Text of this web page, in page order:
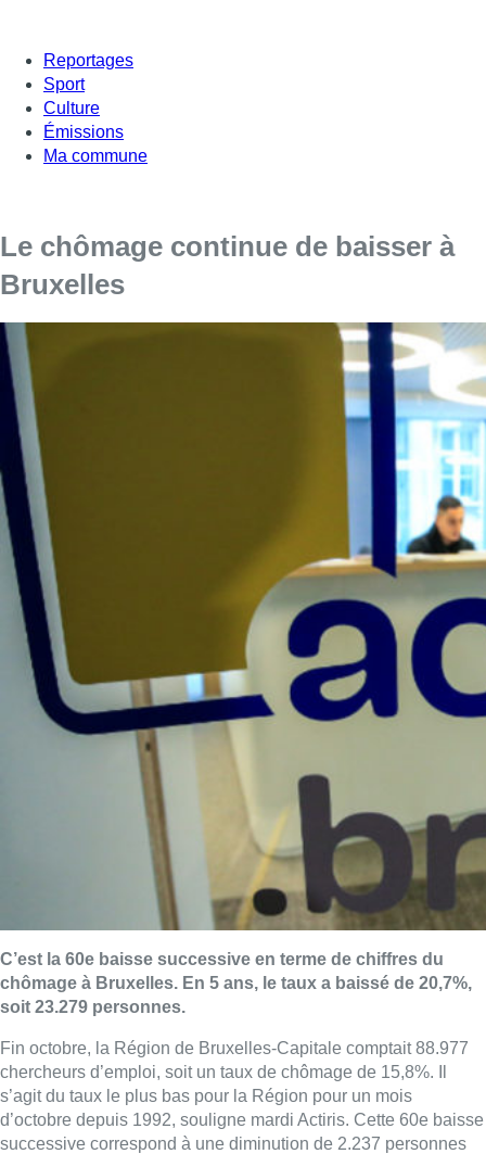
Reportages
Sport
Culture
Émissions
Ma commune
Le chômage continue de baisser à
Bruxelles
C’est la 60e baisse successive en terme de chiffres du
chômage à Bruxelles. En 5 ans, le taux a baissé de 20,7%,
soit 23.279 personnes.
Fin octobre, la Région de Bruxelles-Capitale comptait 88.977
chercheurs d’emploi, soit un taux de chômage de 15,8%. Il
s’agit du taux le plus bas pour la Région pour un mois
d’octobre depuis 1992, souligne mardi Actiris. Cette 60e baisse
successive correspond à une diminution de 2.237 personnes